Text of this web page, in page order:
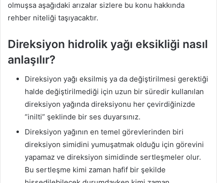
olmuşsa aşağıdaki arızalar sizlere bu konu hakkında
rehber niteliği taşıyacaktır.
Direksiyon hidrolik yağı eksikliği nasıl
anlaşılır?
Direksiyon yağı eksilmiş ya da değiştirilmesi gerektiği
halde değiştirilmediği için uzun bir süredir kullanılan
direksiyon yağında direksiyonu her çevirdiğinizde
“inilti” şeklinde bir ses duyarsınız.
Direksiyon yağının en temel görevlerinden biri
direksiyon simidini yumuşatmak olduğu için görevini
yapamaz ve direksiyon simidinde sertleşmeler olur.
Bu sertleşme kimi zaman hafif bir şekilde